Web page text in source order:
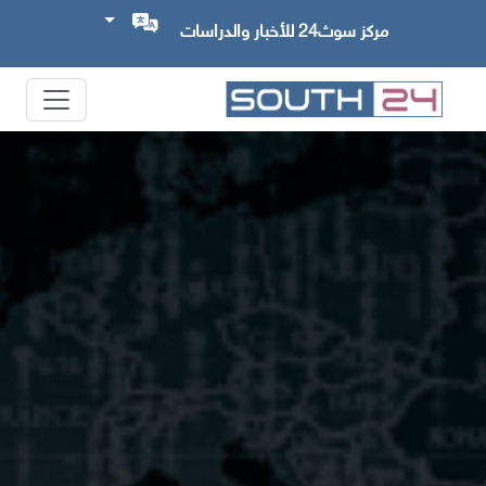
مركز سوث24 للأخبار والدراسات